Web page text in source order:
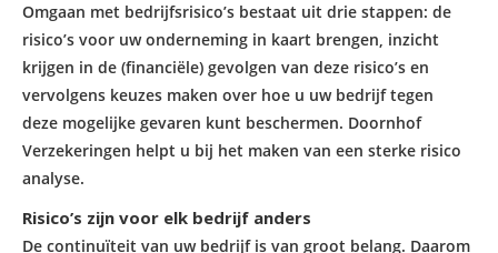
Omgaan met bedrijfsrisico’s bestaat uit drie stappen: de
risico’s voor uw onderneming in kaart brengen, inzicht
krijgen in de (financiële) gevolgen van deze risico’s en
vervolgens keuzes maken over hoe u uw bedrijf tegen
deze mogelijke gevaren kunt beschermen. Doornhof
Verzekeringen helpt u bij het maken van een sterke risico
analyse.
Risico’s zijn voor elk bedrijf anders
De continuïteit van uw bedrijf is van groot belang. Daarom